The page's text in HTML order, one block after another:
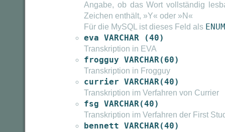
Angabe, ob das Wort vollständig
Zeichen enthält, »Y« oder »N«
Für die MySQL ist dieses Feld als ENUM
eva VARCHAR (40)
Transkription in EVA
frogguy VARCHAR(60)
Transkription in Frogguy
currier VARCHAR(40)
Transkription im Verfahren von Currier
fsg VARCHAR(40)
Transkription im Verfahren der First
bennett VARCHAR(40)